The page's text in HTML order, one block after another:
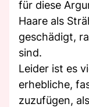
für diese
Haare als
geschädigt,
sind.
Leider ist es
erhebliche,
zuzufügen,